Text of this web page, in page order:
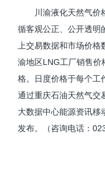
川渝液化天然气价
循客观公正、公开透明
上交易数据和市场价
渝地区LNG工厂销售价
格。日度价格于每个工
通过重庆石油天然气交
大数据中心能源资讯移
发布。（咨询电话：